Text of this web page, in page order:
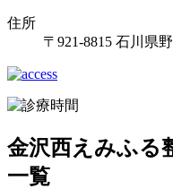
住所
〒921-8815 石川県
金沢西えみふ
一覧